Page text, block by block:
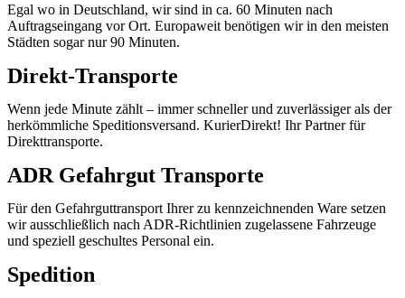
Egal wo in Deutschland, wir sind in ca. 60 Minuten nach
Auftragseingang vor Ort. Europaweit benötigen wir in den meisten
Städten sogar nur 90 Minuten.
Direkt-Transporte
Wenn jede Minute zählt – immer schneller und zuverlässiger als der
herkömmliche Speditionsversand. KurierDirekt! Ihr Partner für
Direkttransporte.
ADR Gefahrgut Transporte
Für den Gefahrguttransport Ihrer zu kennzeichnenden Ware setzen
wir ausschließlich nach ADR-Richtlinien zugelassene Fahrzeuge
und speziell geschultes Personal ein.
Spedition